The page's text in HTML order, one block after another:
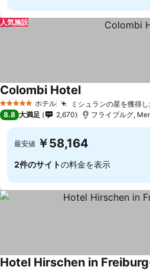
人気施設
5 ホテルのランク
ホテル ミシュランの星を獲得
Colombi Hotel
8.8 大満足 2,670 フライブルグ,
最安値 ￥58,164
2件のサイトの料金を表示
Hotel Hirschen in